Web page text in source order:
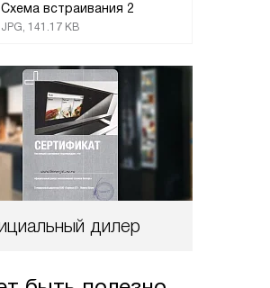
Схема встраивания 2
JPG, 141.17 KB
дилер